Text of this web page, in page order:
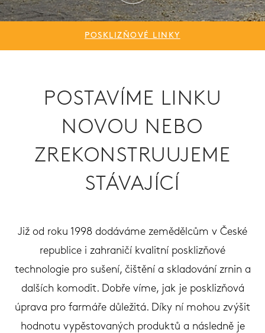
POSKLIZŇOVÉ LINKY
POSTAVÍME LINKU
NOVOU NEBO
ZREKONSTRUUJEME
STÁVAJÍCÍ
Již od roku 1998 dodáváme zemědělcům v České
republice i zahraničí kvalitní posklizňové
technologie pro sušení, čištění a skladování zrnin a
dalších komodit. Dobře víme, jak je posklizňová
úprava pro farmáře důležitá. Díky ní mohou zvýšit
hodnotu vypěstovaných produktů a následně je